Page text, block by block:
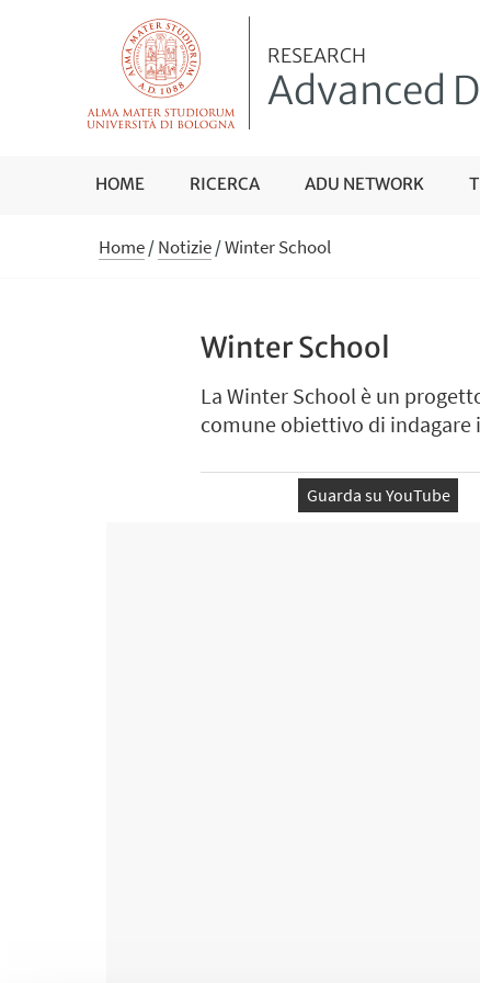
RESEARCH
Advanced
HOME RICERCA ADU NETWORK
Home/Notizie/Winter School
Winter School
La Winter School è un
comune obiettivo di indagare
Guarda su YouTube